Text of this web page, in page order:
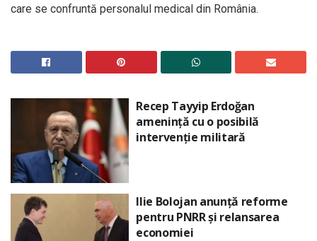
care se confruntă personalul medical din România.
Recep Tayyip Erdoğan
amenință cu o posibilă
intervenție militară
Ilie Bolojan anunță reforme
pentru PNRR și relansarea
economiei